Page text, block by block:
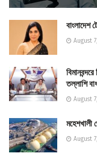
বাংলাদেশ
August
তল্লাশি
August
মহেশখালী
August